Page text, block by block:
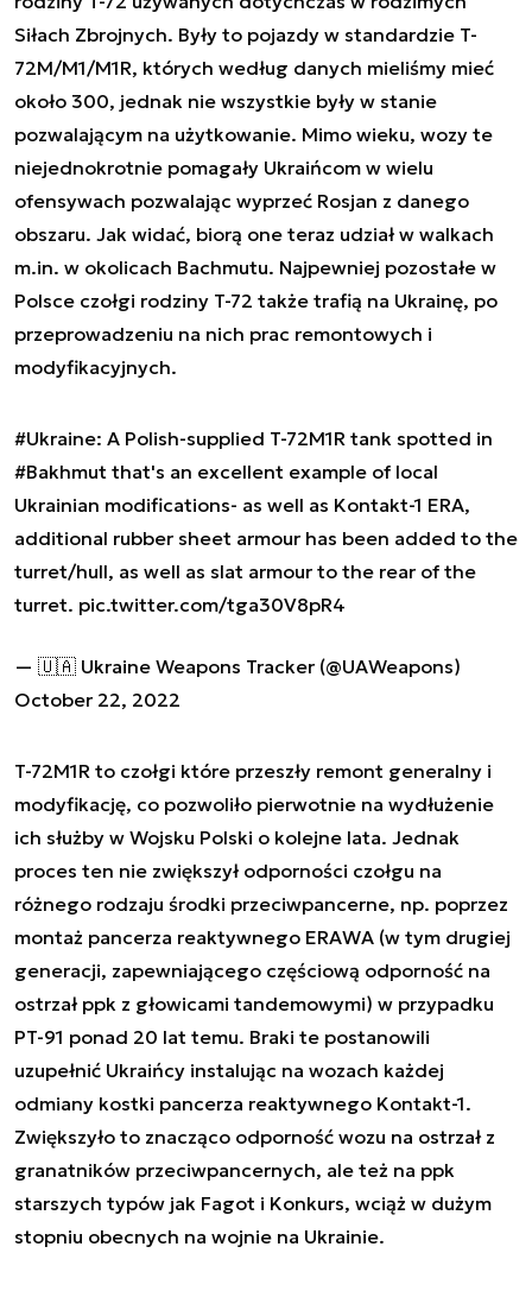
Siłach Zbrojnych. Były to pojazdy w standardzie T-
72M/M1/M1R, których według danych mieliśmy mieć
około 300, jednak nie wszystkie były w stanie
pozwalającym na użytkowanie. Mimo wieku, wozy te
niejednokrotnie pomagały Ukraińcom w wielu
ofensywach pozwalając wyprzeć Rosjan z danego
obszaru. Jak widać, biorą one teraz udział w walkach
m.in. w okolicach Bachmutu. Najpewniej pozostałe w
Polsce czołgi rodziny T-72 także trafią na Ukrainę, po
przeprowadzeniu na nich prac remontowych i
modyfikacyjnych.
#Ukraine: A Polish-supplied T-72M1R tank spotted in
#Bakhmut that's an excellent example of local
Ukrainian modifications- as well as Kontakt-1 ERA,
additional rubber sheet armour has been added to the
turret/hull, as well as slat armour to the rear of the
turret. pic.twitter.com/tga30V8pR4
— 🇺🇦 Ukraine Weapons Tracker (@UAWeapons)
October 22, 2022
T-72M1R to czołgi które przeszły remont generalny i
modyfikację, co pozwoliło pierwotnie na wydłużenie
ich służby w Wojsku Polski o kolejne lata. Jednak
proces ten nie zwiększył odporności czołgu na
różnego rodzaju środki przeciwpancerne, np. poprzez
montaż pancerza reaktywnego ERAWA (w tym drugiej
generacji, zapewniającego częściową odporność na
ostrzał ppk z głowicami tandemowymi) w przypadku
PT-91 ponad 20 lat temu. Braki te postanowili
uzupełnić Ukraińcy instalując na wozach każdej
odmiany kostki pancerza reaktywnego Kontakt-1.
Zwiększyło to znacząco odporność wozu na ostrzał z
granatników przeciwpancernych, ale też na ppk
starszych typów jak Fagot i Konkurs, wciąż w dużym
stopniu obecnych na wojnie na Ukrainie.